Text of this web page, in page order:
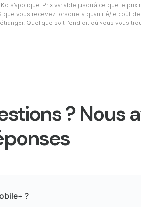
s’applique. Prix variable jusqu’à ce que le
vous recevez lorsque la quantité/le coût
Quel que soit l’endroit où vous vous
? Nous
?